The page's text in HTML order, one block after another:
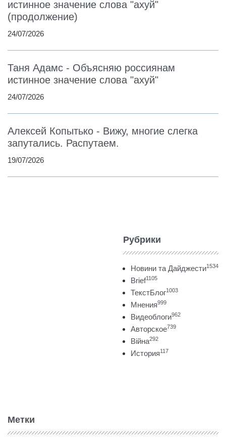
истинное значение слова "ахуй"
(продолжение)
24/07/2026
Таня Адамс - Объясняю россиянам
истинное значение слова "ахуй"
24/07/2026
Алексей Копытько - Вижу, многие слегка
запутались. Распутаем.
19/07/2026
Рубрики
Новини та Дайджести1534
Brief1105
ТекстБлог1003
Мнения999
Видеоблоги962
Авторское739
Війна292
История117
Метки